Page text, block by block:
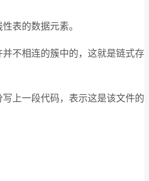
表的数据元素。
不相连的簇中的，这就是链式存
上一段代码，表示这是该文件的